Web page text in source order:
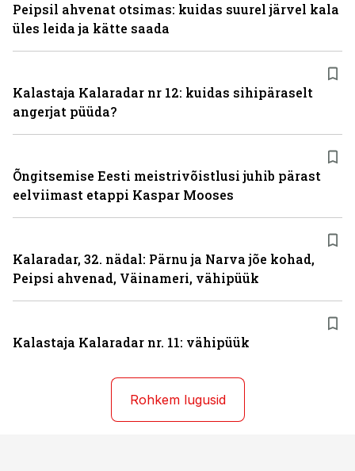
Peipsil ahvenat otsimas: kuidas suurel järvel kala
üles leida ja kätte saada
Kalastaja Kalaradar nr 12: kuidas sihipäraselt
angerjat püüda?
Õngitsemise Eesti meistrivõistlusi juhib pärast
eelviimast etappi Kaspar Mooses
Kalaradar, 32. nädal: Pärnu ja Narva jõe kohad,
Peipsi ahvenad, Väinameri, vähipüük
Kalastaja Kalaradar nr. 11: vähipüük
Rohkem lugusid